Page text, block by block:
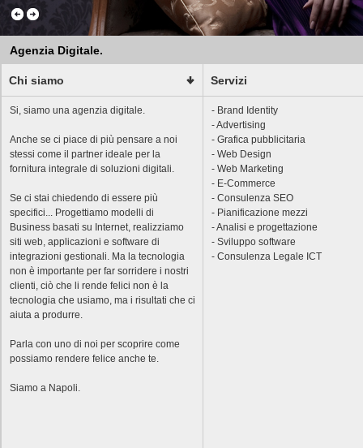
Agenzia Digitale.
Chi siamo
Si, siamo una agenzia digitale.
Anche se ci piace di più pensare a noi
stessi come il partner ideale per la
fornitura integrale di soluzioni digitali.
Se ci stai chiedendo di essere più
specifici... Progettiamo modelli di
Business basati su Internet, realizziamo
siti web, applicazioni e software di
integrazioni gestionali. Ma la tecnologia
non è importante per far sorridere i nostri
clienti, ciò che li rende felici non è la
tecnologia che usiamo, ma i risultati che ci
aiuta a produrre.
Parla con uno di noi per scoprire come
possiamo rendere felice anche te.
Siamo a Napoli.
Servizi
- Brand Identity
- Advertising
- Grafica pubblicitaria
- Web Design
- Web Marketing
- E-Commerce
- Consulenza SEO
- Pianificazione mezzi
- Analisi e progettazione
- Sviluppo software
- Consulenza Legale ICT